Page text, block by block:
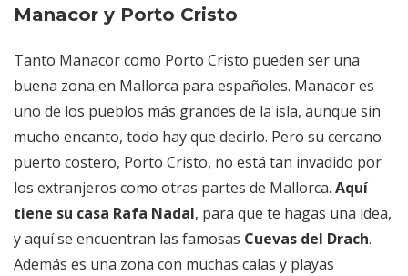
Manacor y Porto Cristo
Tanto Manacor como Porto Cristo pueden ser una
buena zona en Mallorca para españoles. Manacor es
uno de los pueblos más grandes de la isla, aunque sin
mucho encanto, todo hay que decirlo. Pero su cercano
puerto costero, Porto Cristo, no está tan invadido por
los extranjeros como otras partes de Mallorca. Aquí
tiene su casa Rafa Nadal, para que te hagas una idea,
y aquí se encuentran las famosas Cuevas del Drach.
Además es una zona con muchas calas y playas